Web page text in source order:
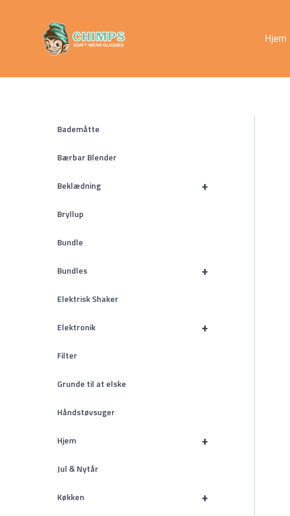
Hjem
Bademåtte
Bærbar Blender
+
Beklædning
Bryllup
Bundle
+
Bundles
Elektrisk Shaker
+
Elektronik
Filter
Grunde til at elske
Håndstøvsuger
+
Hjem
Jul & Nytår
+
Køkken